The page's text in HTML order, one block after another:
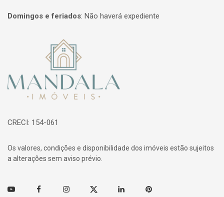
Domingos e feriados: Não haverá expediente
Página inicial
CRECI: 154-061
Os valores, condições e disponibilidade dos imóveis estão sujeitos
a alterações sem aviso prévio.
Youtube FacebookInstagramTwitter Linkedin Pinterest